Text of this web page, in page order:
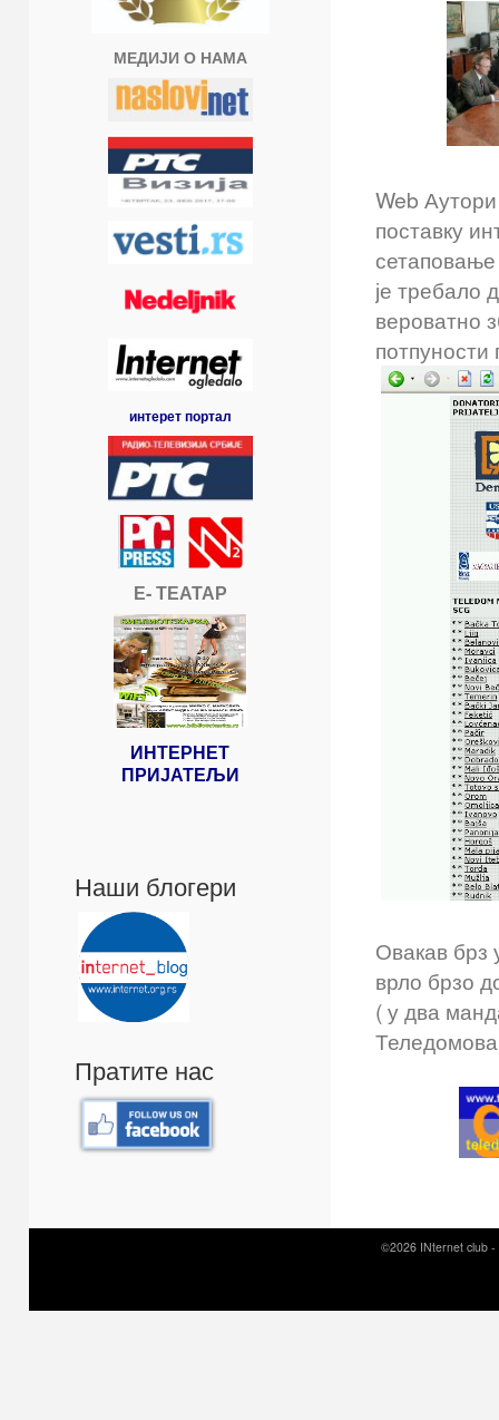
МЕДИЈИ О НАМА
интерет портал
Е- ТЕАТАР
ИНТЕРНЕТ
ПРИЈАТЕЉИ
Наши блогери
Пратите нас
Web
поставку
је требало
вероватно
Овакав брз
врло брзо
( у два
©2026 INternet club